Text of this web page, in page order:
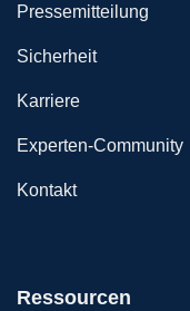
Pressemitteilung
Sicherheit
Karriere
Experten-Community
Kontakt
Ressourcen